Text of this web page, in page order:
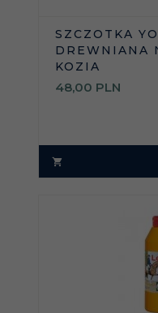
SZCZOTKA
DREWNIANA
KOZIA
48,00 PLN